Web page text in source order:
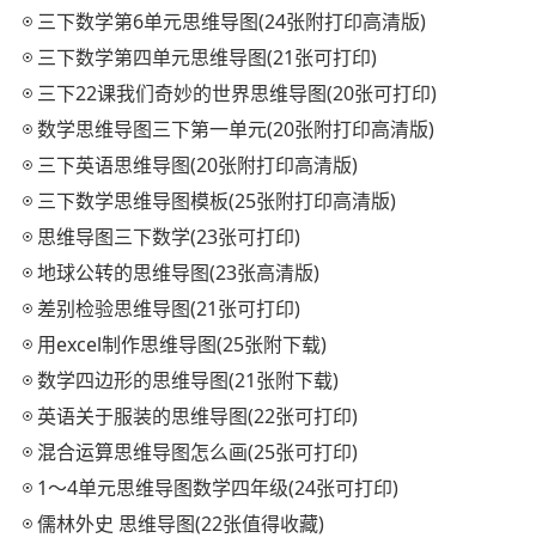
三下数学第6单元思维导图(24张附打印高清版)
三下数学第四单元思维导图(21张可打印)
三下22课我们奇妙的世界思维导图(20张可打印)
数学思维导图三下第一单元(20张附打印高清版)
三下英语思维导图(20张附打印高清版)
三下数学思维导图模板(25张附打印高清版)
思维导图三下数学(23张可打印)
地球公转的思维导图(23张高清版)
差别检验思维导图(21张可打印)
用excel制作思维导图(25张附下载)
数学四边形的思维导图(21张附下载)
英语关于服装的思维导图(22张可打印)
混合运算思维导图怎么画(25张可打印)
1～4单元思维导图数学四年级(24张可打印)
儒林外史 思维导图(22张值得收藏)